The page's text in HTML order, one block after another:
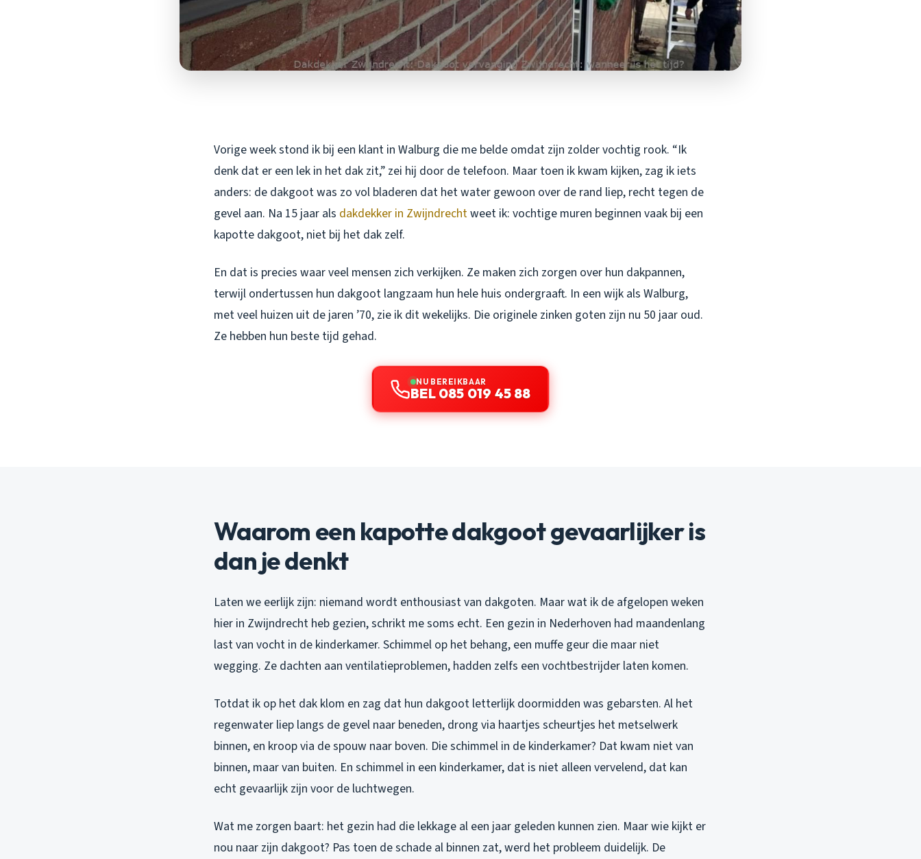
Vorige week stond ik bij een klant in Walburg die me belde omdat zijn zolder vochtig rook. “Ik
denk dat er een lek in het dak zit,” zei hij door de telefoon. Maar toen ik kwam kijken, zag ik iets
anders: de dakgoot was zo vol bladeren dat het water gewoon over de rand liep, recht tegen de
gevel aan. Na 15 jaar als dakdekker in Zwijndrechtweet ik: vochtige muren beginnen vaak bij een
kapotte dakgoot, niet bij het dak zelf.
En dat is precies waar veel mensen zich verkijken. Ze maken zich zorgen over hun dakpannen,
terwijl ondertussen hun dakgoot langzaam hun hele huis ondergraaft. In een wijk als Walburg,
met veel huizen uit de jaren ’70, zie ik dit wekelijks. Die originele zinken goten zijn nu 50 jaar oud.
Ze hebben hun beste tijd gehad.
NU BEREIKBAAR
BEL 085 019 45 88
Waarom een kapotte dakgoot gevaarlijker is
dan je denkt
Laten we eerlijk zijn: niemand wordt enthousiast van dakgoten. Maar wat ik de afgelopen weken
hier in Zwijndrecht heb gezien, schrikt me soms echt. Een gezin in Nederhoven had maandenlang
last van vocht in de kinderkamer. Schimmel op het behang, een muffe geur die maar niet
wegging. Ze dachten aan ventilatieproblemen, hadden zelfs een vochtbestrijder laten komen.
Totdat ik op het dak klom en zag dat hun dakgoot letterlijk doormidden was gebarsten. Al het
regenwater liep langs de gevel naar beneden, drong via haartjes scheurtjes het metselwerk
binnen, en kroop via de spouw naar boven. Die schimmel in de kinderkamer? Dat kwam niet van
binnen, maar van buiten. En schimmel in een kinderkamer, dat is niet alleen vervelend, dat kan
echt gevaarlijk zijn voor de luchtwegen.
Wat me zorgen baart: het gezin had die lekkage al een jaar geleden kunnen zien. Maar wie kijkt er
nou naar zijn dakgoot? Pas toen de schade al binnen zat, werd het probleem duidelijk. De